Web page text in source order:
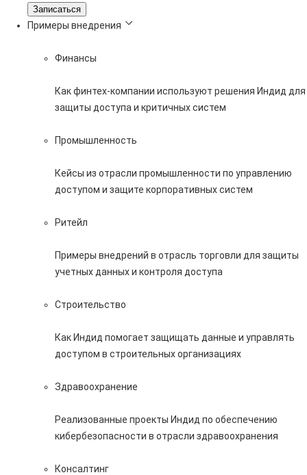
Записаться
Примеры внедрения
Финансы
Как финтех-компании используют решения Индид для
защиты доступа и критичных систем
Промышленность
Кейсы из отрасли промышленности по управлению
доступом и защите корпоративных систем
Ритейл
Примеры внедрений в отрасль торговли для защиты
учетных данных и контроля доступа
Строительство
Как Индид помогает защищать данные и управлять
доступом в строительных организациях
Здравоохранение
Реализованные проекты Индид по обеспечению
кибербезопасности в отрасли здравоохранения
Консалтинг